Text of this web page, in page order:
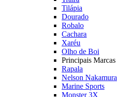
Tilápia
Dourado
Robalo
Cachara
Xaréu
Olho de Boi
Principais Marcas
Rapala
Nelson Nakamura
Marine Sports
Monster 3X